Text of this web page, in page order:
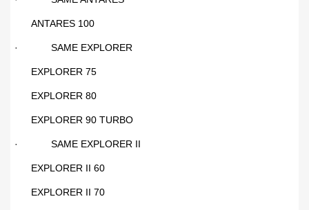
ANTARES 100
· SAME EXPLORER
EXPLORER 75
EXPLORER 80
EXPLORER 90 TURBO
· SAME EXPLORER II
EXPLORER II 60
EXPLORER II 70